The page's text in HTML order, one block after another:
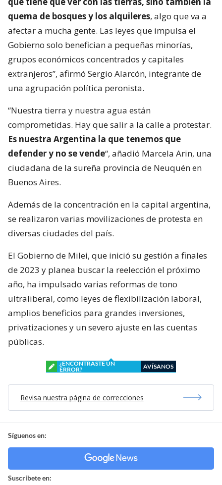
quema de bosques y los alquileres, algo que va a
afectar a mucha gente. Las leyes que impulsa el
Gobierno solo benefician a pequeñas minorías,
grupos económicos concentrados y capitales
extranjeros”, afirmó Sergio Alarcón, integrante de
una agrupación política peronista.
“Nuestra tierra y nuestra agua están
comprometidas. Hay que salir a la calle a protestar.
Es nuestra Argentina la que tenemos que
defender y no se vende“, añadió Marcela Arin, una
ciudadana de la sureña provincia de Neuquén en
Buenos Aires.
Además de la concentración en la capital argentina,
se realizaron varias movilizaciones de protesta en
diversas ciudades del país.
El Gobierno de Milei, que inició su gestión a finales
de 2023 y planea buscar la reelección el próximo
año, ha impulsado varias reformas de tono
ultraliberal, como leyes de flexibilización laboral,
amplios beneficios para grandes inversiones,
privatizaciones y un severo ajuste en las cuentas
públicas.
¿ENCONTRASTE UN
ERROR?
AVÍSANOS
Revisa nuestra página de correcciones
Síguenos en:
Suscríbete en: